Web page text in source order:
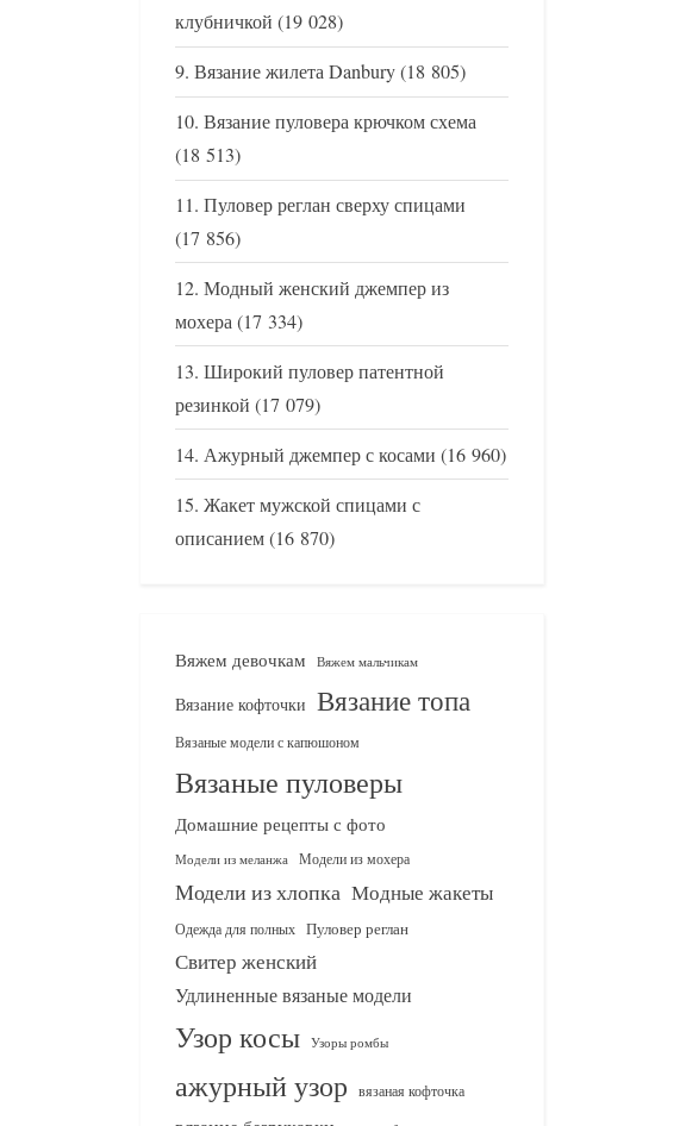
клубничкой (19 028)
Вязание жилета Danbury(18 805)
Вязание пуловера крючком схема
(18 513)
Пуловер реглан сверху спицами
(17 856)
Модный женский джемпер из
мохера(17 334)
Широкий пуловер патентной
резинкой (17 079)
Ажурный джемпер с косами (16 960)
Жакет мужской спицами с
описанием(16 870)
Вяжем девочкам Вяжем мальчикам
Вязание кофточки Вязание топа
Вязаные модели с капюшоном
Вязаные пуловеры
Домашние рецепты с фото
Модели из меланжа Модели из мохера
Модели из хлопка Модные жакеты
Одежда для полных Пуловер реглан
Свитер женский
Удлиненные вязаные модели
Узор косы Узоры ромбы
ажурный узор вязаная кофточка